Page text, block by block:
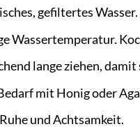
gefiltertes Wasser.
Wassertemperatur.
lange ziehen,
mit Honig oder
und Achtsamkeit.